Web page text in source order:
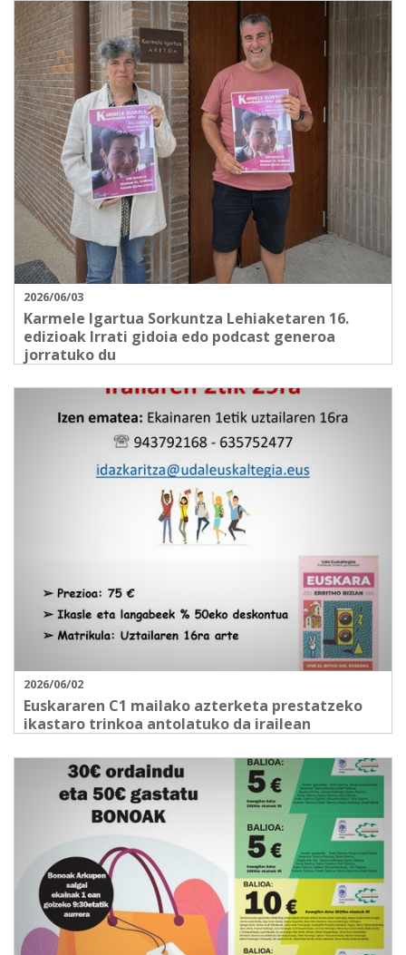
2026/06/03
Karmele Igartua Sorkuntza Lehiaketaren 16.
edizioak Irrati gidoia edo podcast generoa
jorratuko du
2026/06/02
Euskararen C1 mailako azterketa prestatzeko
ikastaro trinkoa antolatuko da irailean